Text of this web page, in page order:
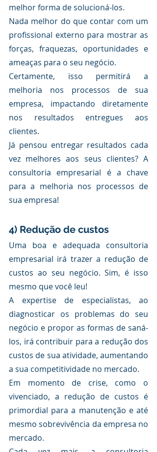
melhor forma de solucioná-los.
Nada melhor do que contar com um
profissional externo para mostrar as
forças, fraquezas, oportunidades e
ameaças para o seu negócio.
Certamente, isso permitirá a
melhoria nos processos de sua
empresa, impactando diretamente
nos resultados entregues aos
clientes.
Já pensou entregar resultados cada
vez melhores aos seus clientes? A
consultoria empresarial é a chave
para a melhoria nos processos de
sua empresa!
4) Redução de custos
Uma boa e adequada consultoria
empresarial irá trazer a redução de
custos ao seu negócio. Sim, é isso
mesmo que você leu!
A expertise de especialistas, ao
diagnosticar os problemas do seu
negócio e propor as formas de saná-
los, irá contribuir para a redução dos
custos de sua atividade, aumentando
a sua competitividade no mercado.
Em momento de crise, como o
vivenciado, a redução de custos é
primordial para a manutenção e até
mesmo sobrevivência da empresa no
mercado.